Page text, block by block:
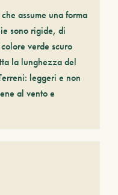
assume una forma
sono rigide, di
verde scuro
la lunghezza del
leggeri e non
al vento e